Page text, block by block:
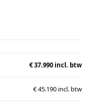
€ 37.990 incl. btw
€ 45.190 incl. btw